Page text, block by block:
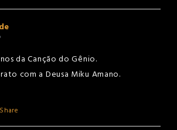
da Canção do Gênio.
com a Deusa Miku Amano.
Share